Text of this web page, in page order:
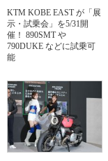
KTM KOBE EAST が「展
示・試乗会」を5/31開
催！ 890SMT や
790DUKE などに試乗可
能